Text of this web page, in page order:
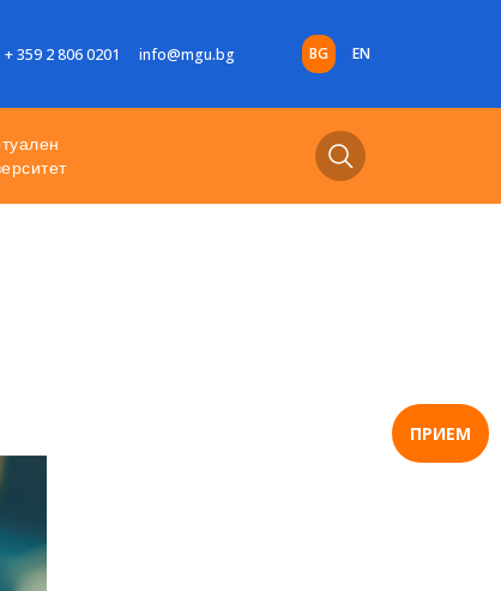
ПРИЕМ
+ 359 2 806 0201 info@mgu.bg BG EN